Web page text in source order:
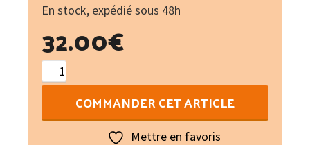
En stock, expédié sous 48h
32.00€
quantité
de
DialoguesCOMMANDER CET ARTICLE
Mettre en favoris